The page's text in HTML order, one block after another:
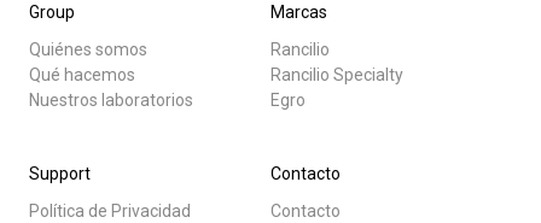
Group
Quiénes somos
Qué hacemos
Nuestros laboratorios
Marcas
Rancilio
Rancilio Specialty
Egro
Support
Política de Privacidad
Contacto
Contacto